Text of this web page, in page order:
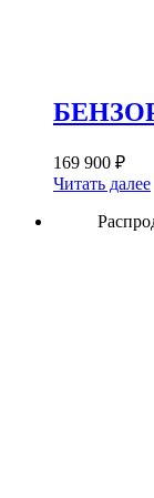
169 900 ₽
Читать далее